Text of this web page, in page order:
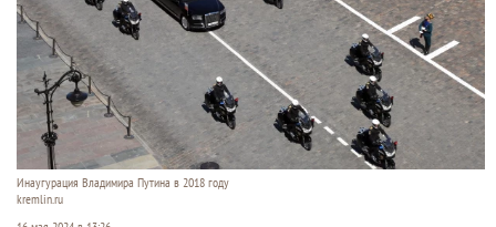
Инаугурация Владимира Путина в 2018 году
kremlin.ru